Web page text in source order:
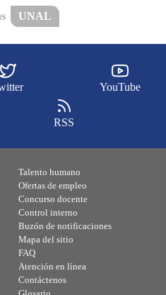
UNAL
YouTube
RSS
Talento humano
Ofertas de empleo
Concurso docente
Control interno
Buzón de notificaciones
Mapa del sitio
FAQ
Atención en línea
Contáctenos